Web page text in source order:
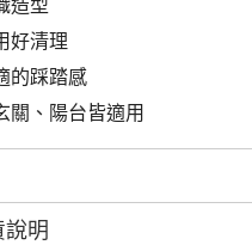
造型
好清理
的踩踏感
關、陽台皆適用
明